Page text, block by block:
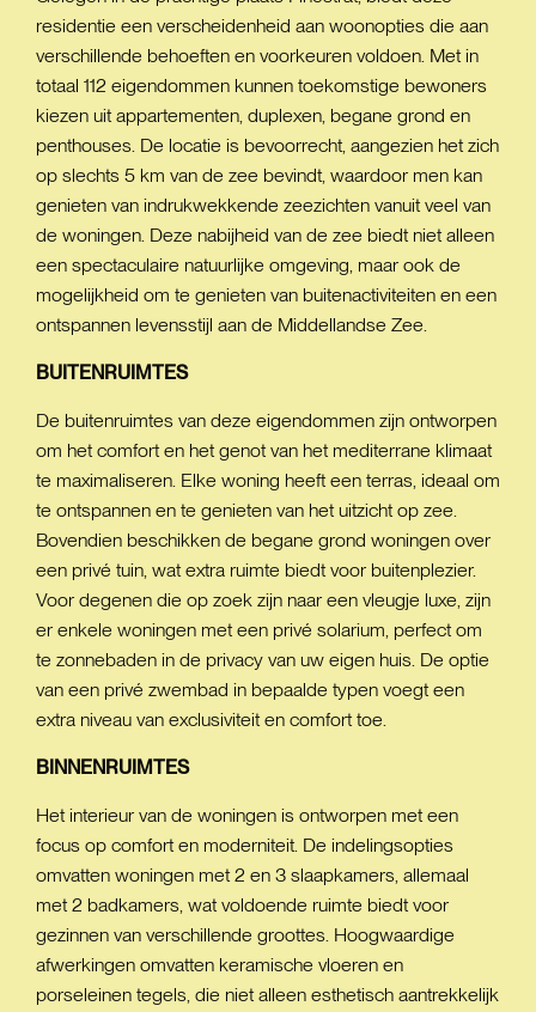
residentie een verscheidenheid aan woonopties die aan
verschillende behoeften en voorkeuren voldoen. Met in
totaal 112 eigendommen kunnen toekomstige bewoners
kiezen uit appartementen, duplexen, begane grond en
penthouses. De locatie is bevoorrecht, aangezien het zich
op slechts 5 km van de zee bevindt, waardoor men kan
genieten van indrukwekkende zeezichten vanuit veel van
de woningen. Deze nabijheid van de zee biedt niet alleen
een spectaculaire natuurlijke omgeving, maar ook de
mogelijkheid om te genieten van buitenactiviteiten en een
ontspannen levensstijl aan de Middellandse Zee.
BUITENRUIMTES
De buitenruimtes van deze eigendommen zijn ontworpen
om het comfort en het genot van het mediterrane klimaat
te maximaliseren. Elke woning heeft een terras, ideaal om
te ontspannen en te genieten van het uitzicht op zee.
Bovendien beschikken de begane grond woningen over
een privé tuin, wat extra ruimte biedt voor buitenplezier.
Voor degenen die op zoek zijn naar een vleugje luxe, zijn
er enkele woningen met een privé solarium, perfect om
te zonnebaden in de privacy van uw eigen huis. De optie
van een privé zwembad in bepaalde typen voegt een
extra niveau van exclusiviteit en comfort toe.
BINNENRUIMTES
Het interieur van de woningen is ontworpen met een
focus op comfort en moderniteit. De indelingsopties
omvatten woningen met 2 en 3 slaapkamers, allemaal
met 2 badkamers, wat voldoende ruimte biedt voor
gezinnen van verschillende groottes. Hoogwaardige
afwerkingen omvatten keramische vloeren en
porseleinen tegels, die niet alleen esthetisch aantrekkelijk